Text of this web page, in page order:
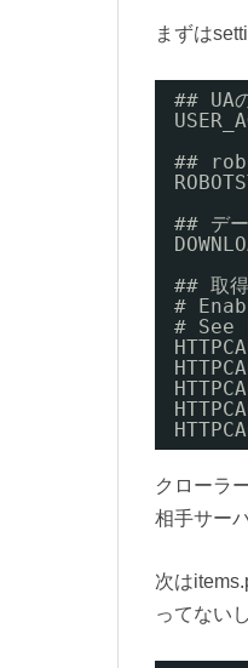
まずは
## UA
##
## デー
## 取得
#
# See
クローラ
相手サー
次は
ってない